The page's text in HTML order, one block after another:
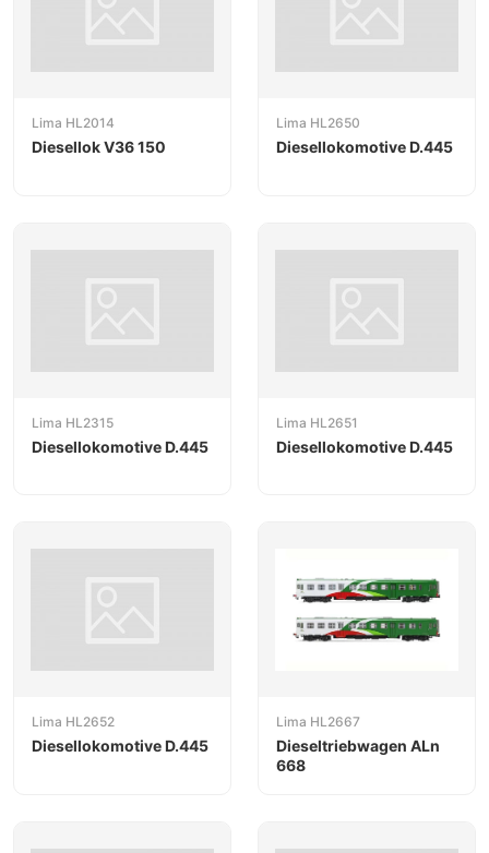
Lima HL2014
Diesellok V36 150
Lima HL2650
Diesellokomotive D.445
Lima HL2315
Diesellokomotive D.445
Lima HL2651
Diesellokomotive D.445
Lima HL2652
Diesellokomotive D.445
Lima HL2667
Dieseltriebwagen ALn
668